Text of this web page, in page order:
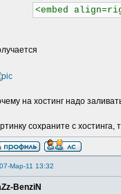
<embed
на хостинг надо
сохраните с
07-Мар-11 13:32
BenziN